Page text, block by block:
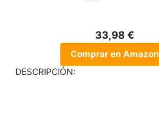
33,98 €
Comprar en Amazon
DESCRIPCIÓN: